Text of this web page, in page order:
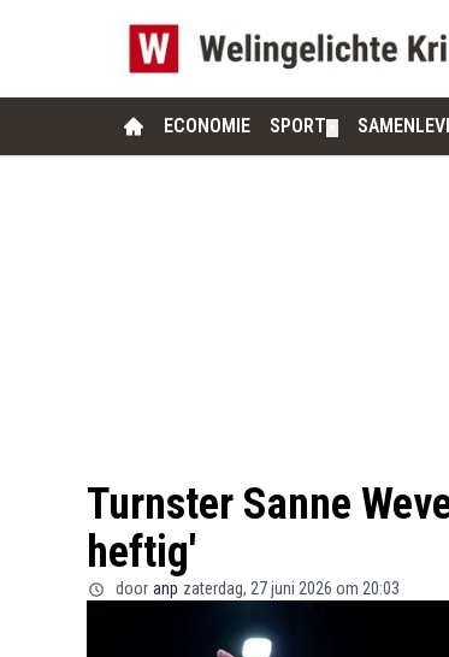
ECONOMIE SPORT
Turnster Sanne
heftig'
door anp zaterdag, 27 juni 2026 om 20:03